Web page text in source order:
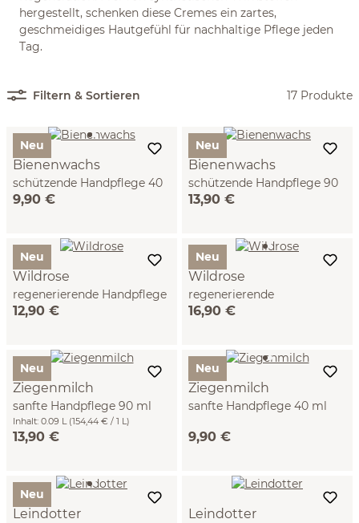
hergestellt, schenken diese Cremes ein zartes,
geschmeidiges Hautgefühl für nachhaltige Pflege jeden
Tag.
Filtern & Sortieren 17 Produkte
Neu
Bienenwachs
schützende Handpflege 40
ml
9,90 €
Neu
Bienenwachs
schützende Handpflege 90
ml
13,90 €
Neu
Wildrose
regenerierende Handpflege
40 ml
12,90 €
Neu
Wildrose
regenerierende
Handpflege90 ml
16,90 €
Neu
Ziegenmilch
sanfte Handpflege 90 ml
Inhalt: 0.09 L (154,44 € / 1 L)
13,90 €
Neu
Ziegenmilch
sanfte Handpflege 40 ml
9,90 €
Neu
Leindotter Leindotter